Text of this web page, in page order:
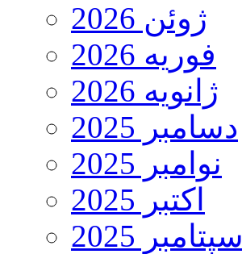
ژوئن 2026
فوریه 2026
ژانویه 2026
دسامبر 2025
نوامبر 2025
اکتبر 2025
سپتامبر 2025